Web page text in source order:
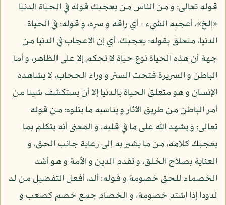
قوله تعالى: و من الناس من يعجبك قوله في الحياة الدنيا
«إلخ»، أعجبه الشيء - أي راقه و سره، و قوله: في الحياة
الدنيا، متعلق بقوله: يعجبك، أي إن الإعجاب في الدنيا من
جهة أن هذه الحياة نوع حياة لا تحكم إلا على الظاهر، و أما
الباطن و السريرة فتحت الستر و وراء الحجاب، لا يشاهده
الإنسان و هو متعلق الحياة بالدنيا إلا أن يستكشف شيئا من
أمر الباطن من طريق الآثار و يناسبه ما يتلوه: من قوله
تعالى: و يشهد الله على ما في قلبه، و المعنى أنه يتكلم بما
يعجبك كلامه، من ما يشير به إلى رعاية جانب الحق، و
العناية بصلاح الخلق، و تقدم الدين و الأمة و هو أشد
الخصماء للحق خصومة و قوله: ألد، أفعل التفضيل من لد
لدودا إذا اشتد خصومة، و الخصام جمع خصم كصعب و